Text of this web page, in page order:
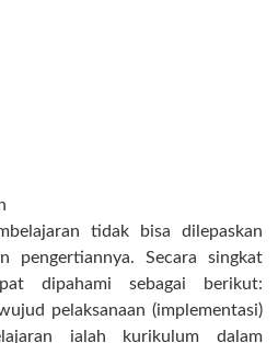
tidak bisa dilepaskan
pengertiannya. Secara singkat
dipahami sebagai berikut:
pelaksanaan (implementasi)
ialah kurikulum dalam